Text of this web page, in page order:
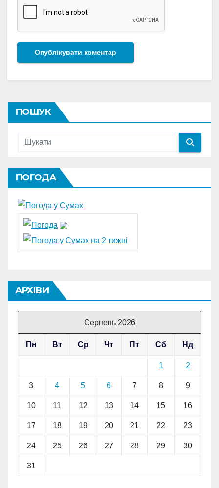
ПОШУК
ПОГОДА
АРХІВИ
Серпень 2026
Пн Вт Ср Чт Пт Сб Нд
1 2
3 4 5 6 7 8 9
10 11 12 13 14 15 16
17 18 19 20 21 22 23
24 25 26 27 28 29 30
31